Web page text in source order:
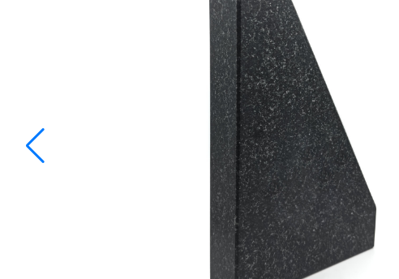
Höhenmess- und Anreißgeräte
Innenmessgeräte
Messstative
Messtische
Messuhren
Messzeug-Sätze
Parallelendmaße